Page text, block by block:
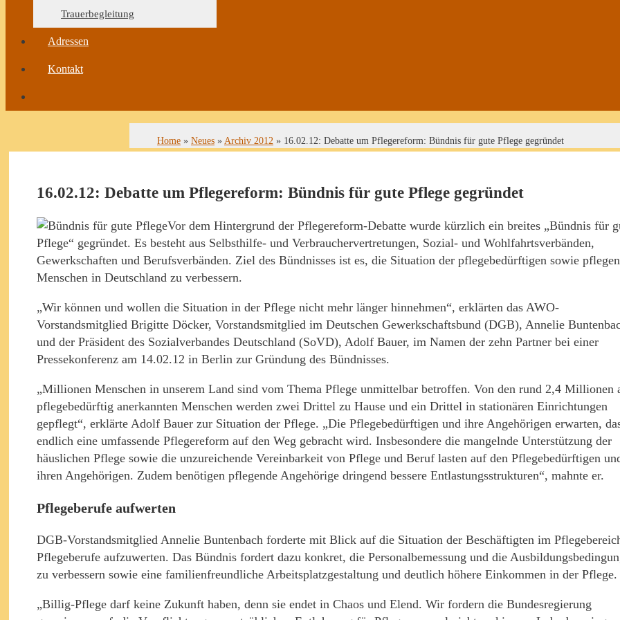
Trauerbegleitung
Adressen
Kontakt
Home » Neues » Archiv 2012 » 16.02.12: Debatte um Pflegereform: Bündnis für gute Pflege gegründet
16.02.12: Debatte um Pflegereform: Bündnis für gute Pflege gegründet
Vor dem Hintergrund der Pflegereform-Debatte wurde kürzlich ein breites „Bündnis für
Pflege“ gegründet. Es besteht aus Selbsthilfe- und Verbrauchervertretungen, Sozial- und Wohlfahrtsverbänden,
Gewerkschaften und Berufsverbänden. Ziel des Bündnisses ist es, die Situation der pflegebedürftigen sowie
Menschen in Deutschland zu verbessern.
„Wir können und wollen die Situation in der Pflege nicht mehr länger hinnehmen“, erklärten das AWO-
Vorstandsmitglied Brigitte Döcker, Vorstandsmitglied im Deutschen Gewerkschaftsbund (DGB), Annelie
und der Präsident des Sozialverbandes Deutschland (SoVD), Adolf Bauer, im Namen der zehn Partner bei einer
Pressekonferenz am 14.02.12 in Berlin zur Gründung des Bündnisses.
„Millionen Menschen in unserem Land sind vom Thema Pflege unmittelbar betroffen. Von den rund 2,4 Millionen
pflegebedürftig anerkannten Menschen werden zwei Drittel zu Hause und ein Drittel in stationären Einrichtungen
gepflegt“, erklärte Adolf Bauer zur Situation der Pflege. „Die Pflegebedürftigen und ihre Angehörigen erwarten,
endlich eine umfassende Pflegereform auf den Weg gebracht wird. Insbesondere die mangelnde Unterstützung der
häuslichen Pflege sowie die unzureichende Vereinbarkeit von Pflege und Beruf lasten auf den Pflegebedürftigen
ihren Angehörigen. Zudem benötigen pflegende Angehörige dringend bessere Entlastungsstrukturen“, mahnte er.
Pflegeberufe aufwerten
DGB-Vorstandsmitglied Annelie Buntenbach forderte mit Blick auf die Situation der Beschäftigten im
Pflegeberufe aufzuwerten. Das Bündnis fordert dazu konkret, die Personalbemessung und die
zu verbessern sowie eine familienfreundliche Arbeitsplatzgestaltung und deutlich höhere Einkommen in der Pflege.
„Billig-Pflege darf keine Zukunft haben, denn sie endet in Chaos und Elend. Wir fordern die Bundesregierung